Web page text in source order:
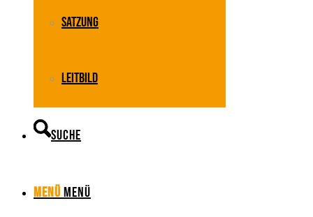
Satzung
Leitbild
Suche
MenüMenü